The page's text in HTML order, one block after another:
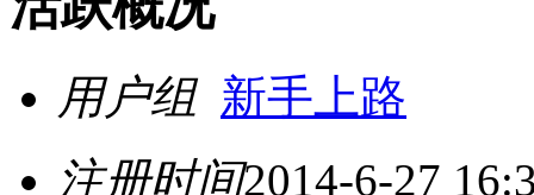
用户组 新手上路
注册时间2014-6-27